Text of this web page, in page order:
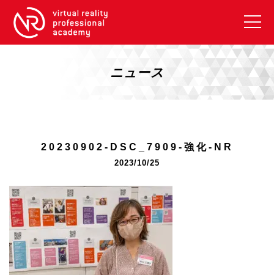
VRアカデミーとは
【2026年10月】ARエキスパートコース
【2026年10月】XRプロフェッショナル
《リスキリング補助金コース》
リスキリング補助金対象コース説明
《SDGs》
ニュース
20230902-DSC_7909-強化-NR
2023/10/25